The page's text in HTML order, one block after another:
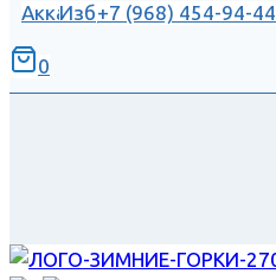
+7 (968) 454-94-44
0